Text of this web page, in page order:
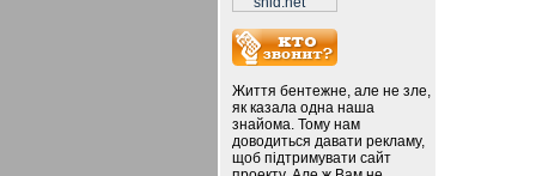
Життя бентежне, але не зле,
як казала одна наша
знайома. Тому нам
доводиться давати рекламу,
щоб підтримувати сайт